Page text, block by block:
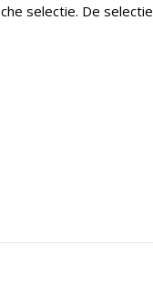
selectie. De selectie